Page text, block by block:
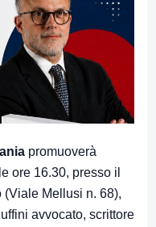
promuoverà
ore 16.30, presso il
Mellusi n. 68),
avvocato, scrittore